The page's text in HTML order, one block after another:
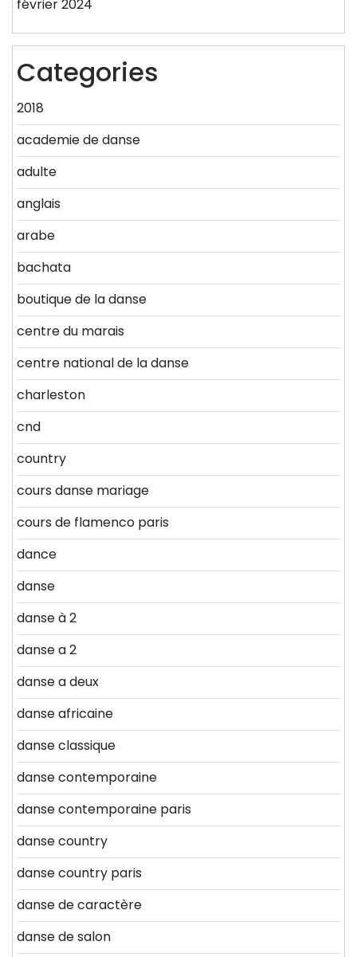
février 2024
Categories
2018
academie de danse
adulte
anglais
arabe
bachata
boutique de la danse
centre du marais
centre national de la danse
charleston
cnd
country
cours danse mariage
cours de flamenco paris
dance
danse
danse à 2
danse a 2
danse a deux
danse africaine
danse classique
danse contemporaine
danse contemporaine paris
danse country
danse country paris
danse de caractère
danse de salon